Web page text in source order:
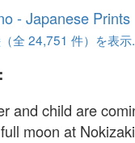
- Japanese Prints
全 24,751 件）を表示
and child are
moon at